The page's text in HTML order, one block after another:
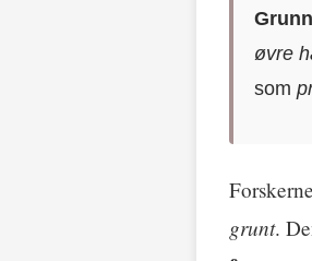
øvre
som
grunt.